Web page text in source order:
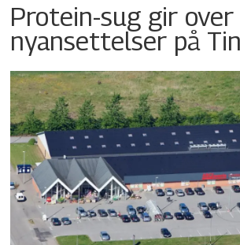
Protein-sug gir
nyansettelser på